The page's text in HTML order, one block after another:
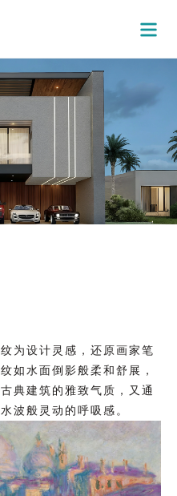
为设计灵感，还原画家笔
如水面倒影般柔和舒展，
典建筑的雅致气质，又通
波般灵动的呼吸感。